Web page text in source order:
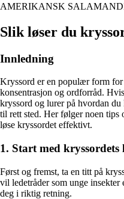
AMERIKANSK
Slik løser du
Innledning
Kryssord er en populær form
konsentrasjon og ordforråd.
kryssord og lurer på hvordan
til rett sted. Her følger noen tips
løse kryssordet effektivt.
1. Start med kryssordets
Først og fremst, ta en titt på
vil ledetråder som unge
deg i riktig retning.